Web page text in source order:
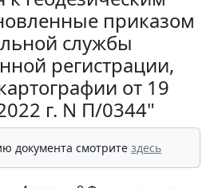
приказом
службы
регистрации,
от 19
г. N П/0344"
документа смотрите здесь